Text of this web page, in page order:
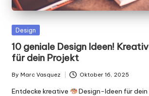
Posted
Design
10 geniale Design Ideen!
für dein Projekt
Posted
by
By Marc Vasquez Oktober 16, 2025
Entdecke kreative
Design-Ideen für